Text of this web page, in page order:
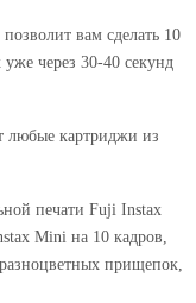
вам сделать 10
через 30-40 секунд
любые картриджи из
печати Fuji Instax
Mini на 10 кадров,
прищепок,